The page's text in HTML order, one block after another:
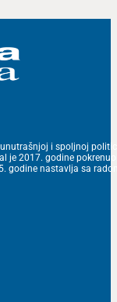
i spoljnoj
je 2017. godine
godine nastavlja sa